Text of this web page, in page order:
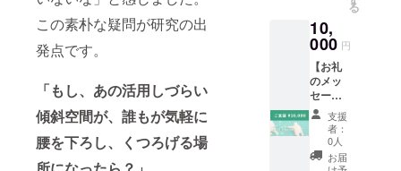
この素朴な疑問が研究の出
発点です。
「もし、あの活用しづらい
傾斜空間が、誰もが気軽に
腰を下ろし、くつろげる場
土手で
使える
ミニ
カー 土
手の傾
斜で走
らせる
ことが
できる
ミニ
る
10,
000 円
【お礼
のメッ
セージ
+土手で
使える
ミニ
カー3
点】 感
支援
者：
0人
お届